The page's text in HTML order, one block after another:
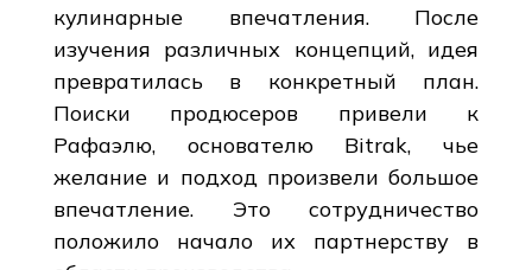
кулинарные впечатления. После
изучения различных концепций, идея
превратилась в конкретный план.
Поиски продюсеров привели к
Рафаэлю, основателю Bitrak, чье
желание и подход произвели большое
впечатление. Это сотрудничество
положило начало их партнерству в